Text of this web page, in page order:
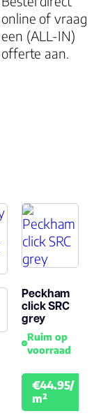
met
PVC
online of vraag
een (ALL-IN)
offerte aan.
Peckham
click SRC
grey
Ruim op
voorraad
€44.95/
m²